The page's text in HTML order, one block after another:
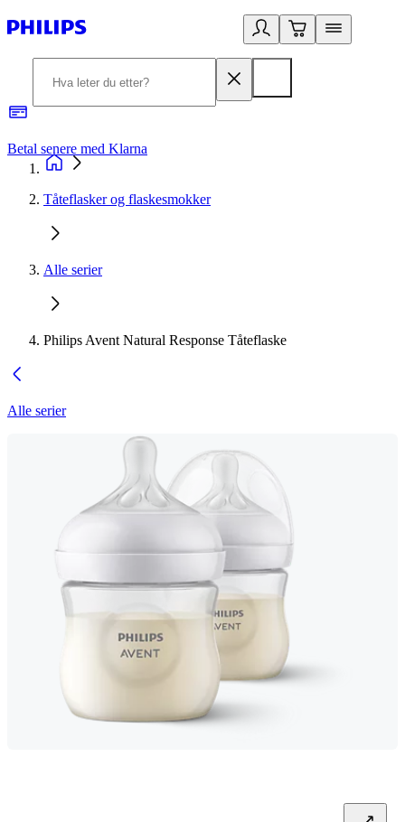
Betal senere med Klarna
Tåteflasker og flaskesmokker
Alle serier
Philips Avent Natural Response Tåteflaske
Alle serier